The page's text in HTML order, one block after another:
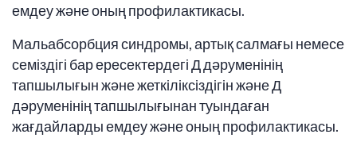
емдеу және оның профилактикасы.
Мальабсорбция синдромы, артық салмағы немесе
семіздігі бар ересектердегі Д дәруменінің
тапшылығын және жеткіліксіздігін және Д
дәруменінің тапшылығынан туындаған
жағдайларды емдеу және оның профилактикасы.